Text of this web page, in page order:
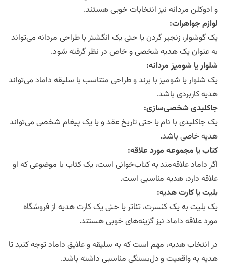
و ادوکلن مردانه نیز انتخابات خوبی هستند.
لوازم جواهرات:
یک گوشوار، زنجیر گردن یا حتی یک انگشتر با طراحی مردانه می‌تواند
به عنوان یک هدیه شخصی و خاص در نظر گرفته شود.
شلوار یا شومیز مردانه:
یک شلوار یا شومیز با برند و طراحی متناسب با سلیقه داماد می‌تواند
هدیه کاربردی باشد.
جاکلیدی شخصی‌سازی:
یک جاکلیدی با نام یا حتی تاریخ عقد و یا یک پیغام شخصی می‌تواند
هدیه خاصی باشد.
کتاب یا مجموعه مورد علاقه:
اگر داماد علاقه‌مند به کتاب‌خوانی است، یک کتاب با موضوعی که او
علاقه دارد، هدیه مناسبی است.
بلیت یا کارت هدیه:
یک بلیت به یک کنسرت، تئاتر یا حتی یک کارت هدیه از فروشگاه
مورد علاقه داماد نیز گزینه‌های خوبی هستند.
در انتخاب هدیه، مهم است که به سلیقه و علایق داماد توجه کنید تا
هدیه به واقعیت و دل‌بستگی مناسبی داشته باشد.